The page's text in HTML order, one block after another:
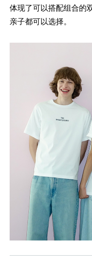
体现了可以搭配组合的
亲子都可以选择。